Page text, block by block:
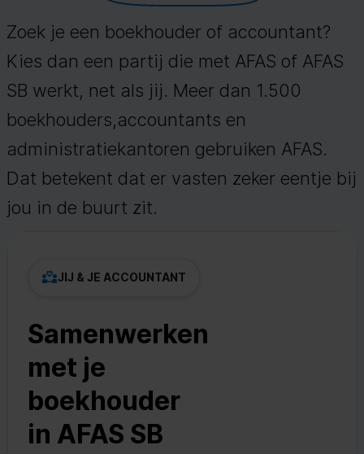
Zoek je een boekhouder of accountant?
Kies dan een partij die met AFAS of AFAS
SB werkt, net als jij. Meer dan 1.500
boekhouders,accountants en
administratiekantoren gebruiken AFAS.
Dat betekent dat er vasten zeker eentje bij
jou in de buurt zit.
JIJ & JE ACCOUNTANT
Samenwerken
met je
boekhouder
in AFAS SB